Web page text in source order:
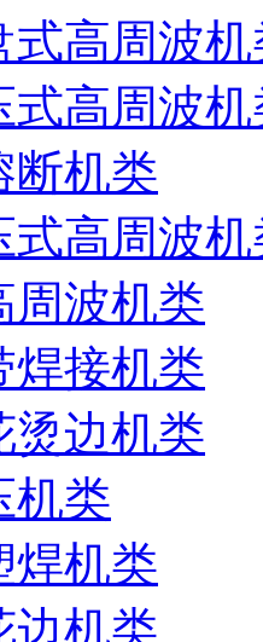
式高周波机
式高周波机
断机类
式高周波机
周波机类
焊接机类
烫边机类
机类
焊机类
边机类